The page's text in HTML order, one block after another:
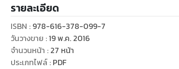
รายละเอียด
ISBN : 978-616-378-099-7
วันวางขาย :19 พ.ค. 2016
จำนวนหน้า : 27 หน้า
ประเภทไฟล์: PDF